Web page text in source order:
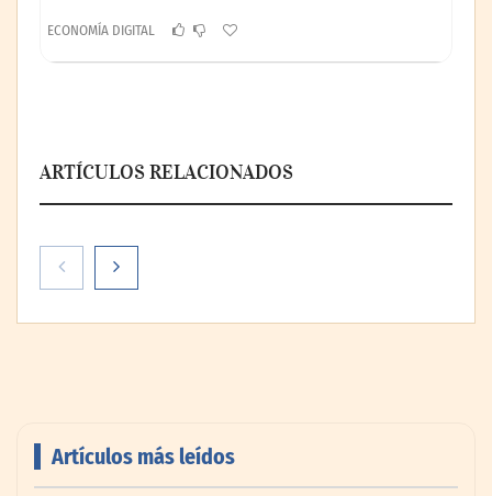
ECONOMÍA DIGITAL
ARTÍCULOS RELACIONADOS
Artículos más leídos